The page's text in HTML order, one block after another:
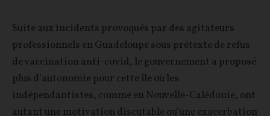
Suite aux incidents provoqués par des agitateurs
professionnels en Guadeloupe sous prétexte de refus
de vaccination anti-covid, le gouvernement a proposé
plus d’autonomie pour cette île où les
indépendantistes, comme en Nouvelle-Calédonie, ont
autant une motivation discutable qu’une exacerbation